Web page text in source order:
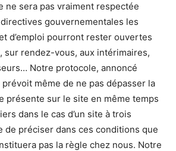
ne sera pas vraiment respectée
gouvernementales les
d’emploi pourront rester ouvertes
sur rendez-vous, aux intérimaires,
Notre protocole, annoncé
même de ne pas dépasser la
présente sur le site en même temps
dans le cas d’un site à trois
de préciser dans ces conditions que
pas la règle chez nous. Notre